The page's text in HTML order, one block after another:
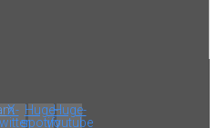
X- Huge-
spotify
Huge-
youtube